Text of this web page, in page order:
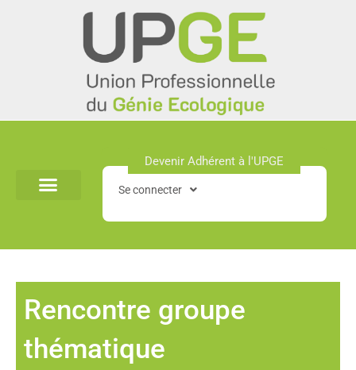
Devenir Adhérent à l'UPGE​
Se connecter
Rencontre groupe
thématique